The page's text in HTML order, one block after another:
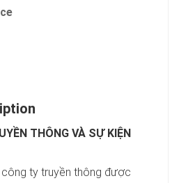
THÔNG VÀ SỰ KIỆN
công ty truyền thông được